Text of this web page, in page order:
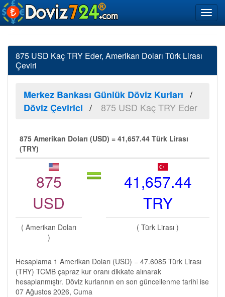
875 USD Kaç TRY Eder, Amerikan Doları Türk Lirası
Çeviri
Merkez Bankası Günlük Döviz Kurları
Döviz Çevirici
875 USD Kaç TRY Eder
875 Amerikan Doları (USD) = 41,657.44 Türk Lirası
(TRY)
875
USD
41,657.44
TRY
( Amerikan Doları
)
( Türk Lirası )
Hesaplama 1 Amerikan Doları (USD) = 47.6085 Türk Lirası
(TRY) TCMB çapraz kur oranı dikkate alınarak
hesaplanmıştır. Döviz kurlarının en son güncellenme tarihi ise
07 Ağustos 2026, Cuma